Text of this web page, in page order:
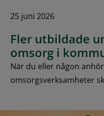
25 juni 2026
Fler utbildade
omsorg i
När du eller någon
omsorgsverksamheter